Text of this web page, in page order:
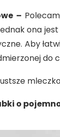
–
ona
Aby
do
o